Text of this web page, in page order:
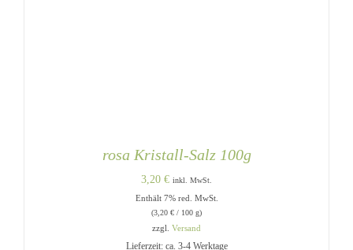
rosa Kristall-Salz 100g
3,20 € inkl. MwSt.
Enthält 7% red. MwSt.
(3,20 € / 100 g)
zzgl. Versand
Lieferzeit: ca. 3-4 Werktage